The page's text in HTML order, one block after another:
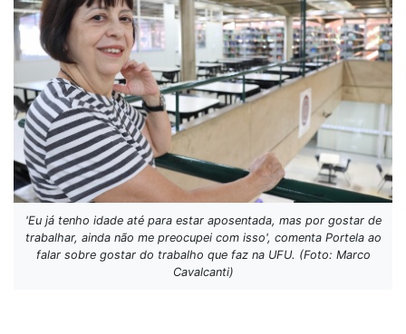
'Eu já tenho idade até para estar aposentada, mas por gostar de
trabalhar, ainda não me preocupei com isso', comenta Portela ao
falar sobre gostar do trabalho que faz na UFU. (Foto: Marco
Cavalcanti)